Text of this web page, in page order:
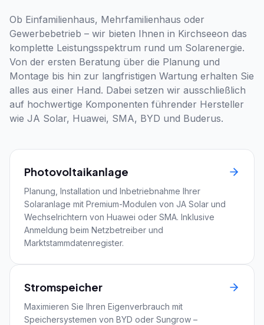
Ob Einfamilienhaus, Mehrfamilienhaus oder
Gewerbebetrieb – wir bieten Ihnen in Kirchseeon das
komplette Leistungsspektrum rund um Solarenergie.
Von der ersten Beratung über die Planung und
Montage bis hin zur langfristigen Wartung erhalten Sie
alles aus einer Hand. Dabei setzen wir ausschließlich
auf hochwertige Komponenten führender Hersteller
wie JA Solar, Huawei, SMA, BYD und Buderus.
Photovoltaikanlage
Planung, Installation und Inbetriebnahme Ihrer
Solaranlage mit Premium-Modulen von JA Solar und
Wechselrichtern von Huawei oder SMA. Inklusive
Anmeldung beim Netzbetreiber und
Marktstammdatenregister.
Stromspeicher
Maximieren Sie Ihren Eigenverbrauch mit
Speichersystemen von BYD oder Sungrow –